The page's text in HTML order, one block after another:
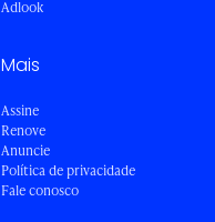
Adlook
Mais
Assine
Renove
Anuncie
Política de privacidade
Fale conosco